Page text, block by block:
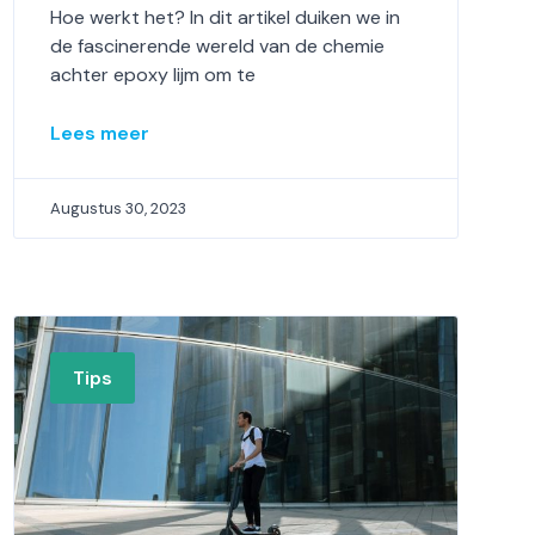
Hoe werkt het? In dit artikel duiken we in
de fascinerende wereld van de chemie
achter epoxy lijm om te
Lees meer
Augustus 30, 2023
Tips